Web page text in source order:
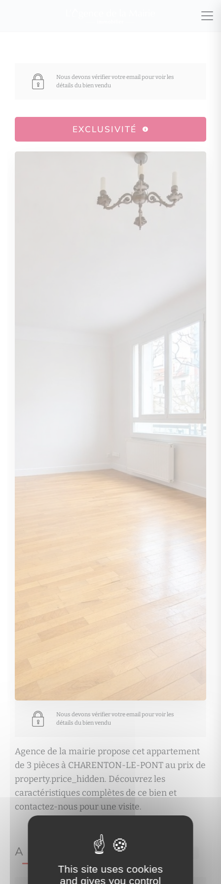
Nous devons vérifier votre email pour voir les
détails du bien vendu
EXCLUSIVITÉ
Nous devons vérifier votre email pour voir les
détails du bien vendu
Agence de la mairie propose cet appartement
de 3 pièces à CHARENTON-LE-PONT au prix de
property.price_hidden. Découvrez les
caractéristiques complètes de ce bien et
contactez-nous pour une visite.
A PROPOS DE
This site uses cookies
and gives you control